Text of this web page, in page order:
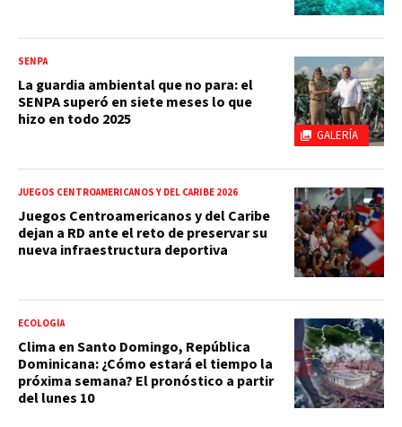
GALERÍA
SENPA
La guardia ambiental que no para: el
SENPA superó en siete meses lo que
hizo en todo 2025
JUEGOS CENTROAMERICANOS Y DEL CARIBE 2026
Juegos Centroamericanos y del Caribe
dejan a RD ante el reto de preservar su
nueva infraestructura deportiva
ECOLOGÍA
Clima en Santo Domingo, República
Dominicana: ¿Cómo estará el tiempo la
próxima semana? El pronóstico a partir
del lunes 10